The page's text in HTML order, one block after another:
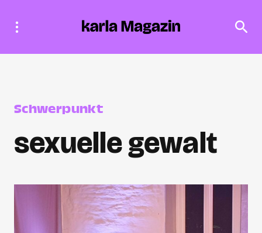
Schwerpunkt
sexuelle gewalt